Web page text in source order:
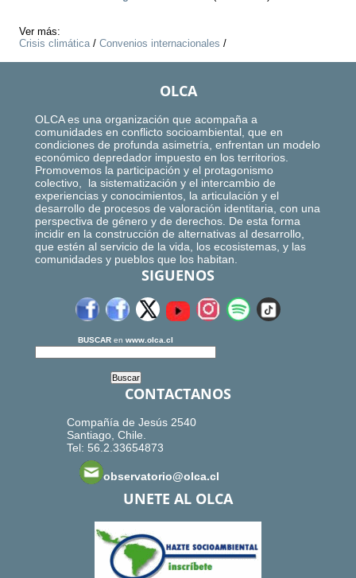
Ver más:
Crisis climática/ Convenios internacionales /
OLCA
OLCA es una organización que acompaña a
comunidades en conflicto socioambiental, que en
condiciones de profunda asimetría, enfrentan un modelo
económico depredador impuesto en los territorios.
Promovemos la participación y el protagonismo
colectivo, la sistematización y el intercambio de
experiencias y conocimientos, la articulación y el
desarrollo de procesos de valoración identitaria, con una
perspectiva de género y de derechos. De esta forma
incidir en la construcción de alternativas al desarrollo,
que estén al servicio de la vida, los ecosistemas, y las
comunidades y pueblos que los habitan.
SIGUENOS
BUSCAR en www.olca.cl
CONTACTANOS
Compañía de Jesús 2540
Santiago, Chile.
Tel: 56.2.33654873
observatorio@olca.cl
UNETE AL OLCA